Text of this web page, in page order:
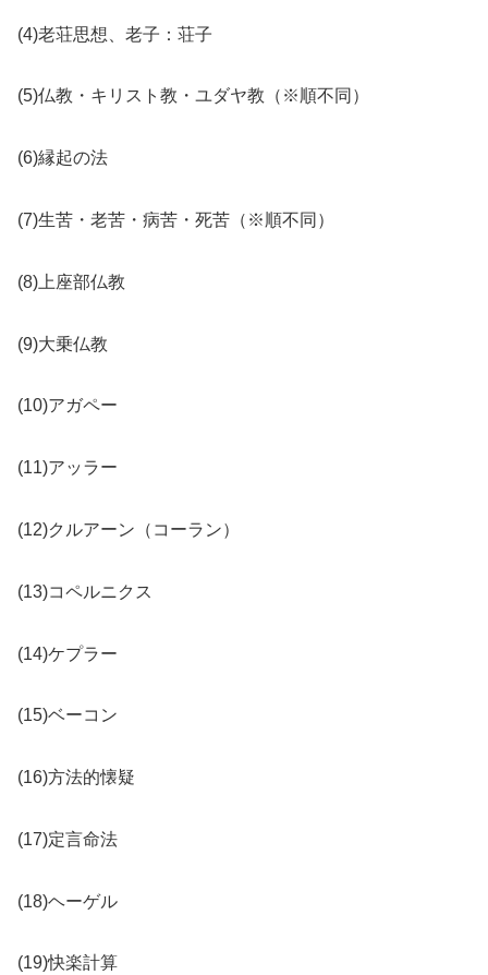
(4)老荘思想、老子：荘子
(5)仏教・キリスト教・ユダヤ教（※順不同）
(6)縁起の法
(7)生苦・老苦・病苦・死苦（※順不同）
(8)上座部仏教
(9)大乗仏教
(10)アガペー
(11)アッラー
(12)クルアーン（コーラン）
(13)コペルニクス
(14)ケプラー
(15)ベーコン
(16)方法的懐疑
(17)定言命法
(18)ヘーゲル
(19)快楽計算